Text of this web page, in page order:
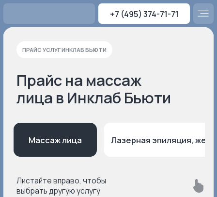
Эстетическая и аппаратная
Онлайн-магазин
Лазерная эпиляция, женщинам
Лазерная эпиляция, мужчинам
Консультация косметолога
Эстетическая косметология
Аппаратная косметология
Массаж лица
ПРАЙС КЛИНИКИ
+7 (495) 374-71-71
Лазерная эпиляция, женщинам
Массаж лица
Листайте вправо, чтобы
выбрать другую услугу